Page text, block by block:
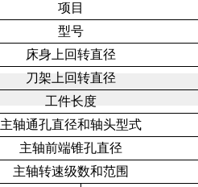
项目
型号
床身上回转直径
刀架上回转直径
工件长度
主轴通孔直径和轴头型式
主轴前端锥孔直径
主轴转速级数和范围